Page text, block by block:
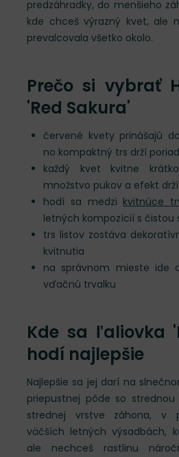
predzáhradky, do menšieho
kde chceš výrazný kvet, ale
prevalcovala všetko okolo.
Prečo si vybrať
'Red Sakura'
červené kvety prinášajú
no kompaktný trs drží
každý kvet kvitne
množstvo pukov a efekt
hodí sa medzi kvitnúce
letných kompozícií s čistou
trs listov zostáva
kvitnutia
na správnom mieste ide
vďačnú trvalku
Kde sa ľaliovka
hodí najlepšie
Najlepšie sa jej darí na
priepustnej pôde so strednou
strednej vrstve záhona, v
väčších letných výsadbách,
ale nechceš rastlinu